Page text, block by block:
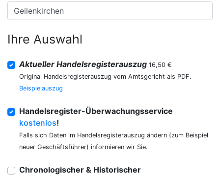
Ihre Auswahl
Aktueller Handelsregisterauszug 16,50 €
Original Handelsregisterauszug vom Amtsgericht als PDF.
Beispielauszug
Handelsregister-Überwachungsservice
kostenlos!
Falls sich Daten im Handelsregisterauszug ändern (zum Beispiel
neuer Geschäftsführer) informieren wir Sie.
Chronologischer & Historischer